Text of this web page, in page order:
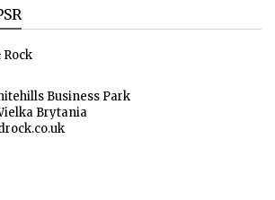
Rock
Business Park
Brytania